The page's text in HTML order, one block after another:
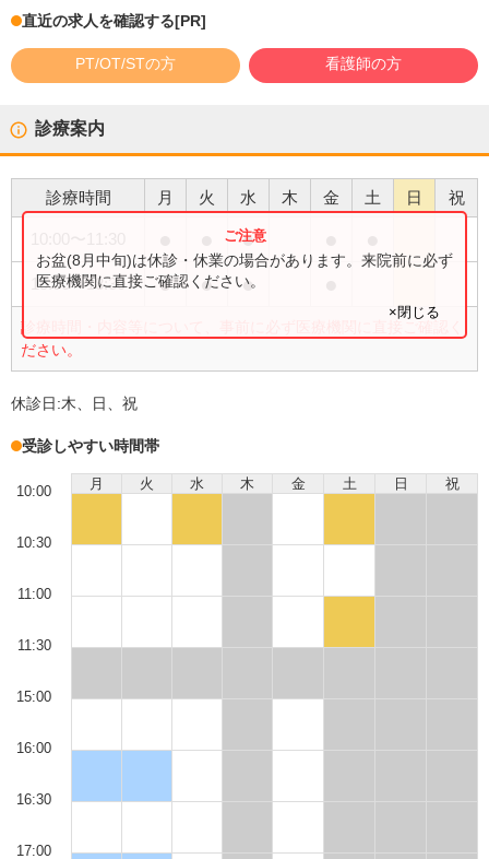
直近の求人を確認する[PR]
PT/OT/STの方 看護師の方
診療案内
診療時間 月 火 水 木 金 土 日 祝
●
15:00〜18:30 ● ● ●
診療時間・内容等について、事前に必ず医療機関に直接ご確認く
ださい。
お盆(8月中旬)は休診・休業の場合があります。来院前に必ず
医療機関に直接ご確認ください。
×閉じる
休診日:木、日、祝
受診しやすい時間帯
月 火 水 木 金 土 日 祝
10:00
10:30
11:00
11:30
15:00
16:00
16:30
17:00